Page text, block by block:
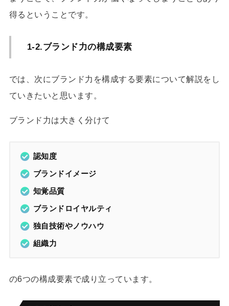
得るということです。
1-2.ブランド力の構成要素
では、次にブランド力を構成する要素について解説をし
ていきたいと思います。
ブランド力は大きく分けて
認知度
ブランドイメージ
知覚品質
ブランドロイヤルティ
独自技術やノウハウ
組織力
の6つの構成要素で成り立っています。